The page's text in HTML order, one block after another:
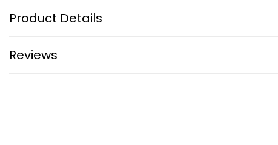
Product Details
Reviews